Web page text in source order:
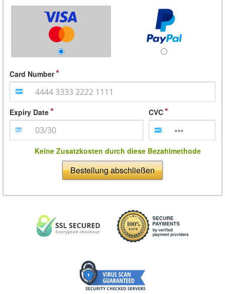
Card Number
Expiry Date CVC
Keine Zusatzkosten durch diese Bezahlmethode
Bestellung abschließen